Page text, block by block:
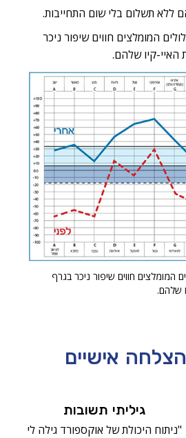
ללא תשלום בלי שום התחייבות.
המומלצים חווים שיפור ניכר
האיי-קיו שלהם.
המומלצים חווים שיפור ניכר בגרף
שלהם.
הצלחה אישיים
גיליתי תשובות
"ניתוח היכולת של אוקספורד גילה לי